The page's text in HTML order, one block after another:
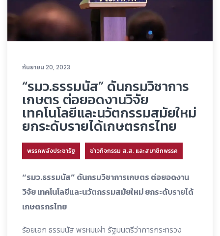
กันยายน 20, 2023
“รมว.ธรรมนัส” ดันกรมวิชาการ
เกษตร ต่อยอดงานวิจัย
เทคโนโลยีและนวัตกรรมสมัยใหม่
ยกระดับรายได้เกษตรกรไทย
พรรคพลังประชารัฐ ข่าวกิจกรรม ส.ส. และสมาชิกพรรค
“รมว.ธรรมนัส” ดันกรมวิชาการเกษตร ต่อยอดงาน
วิจัย เทคโนโลยีและนวัตกรรมสมัยใหม่ ยกระดับรายได้
เกษตรกรไทย
ร้อยเอก ธรรมนัส พรหมเผ่า รัฐมนตรีว่าการกระทรวง